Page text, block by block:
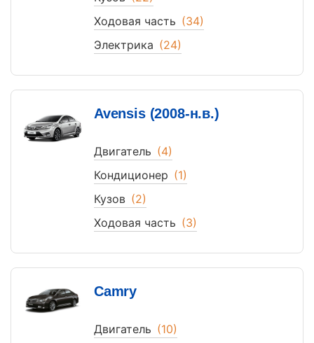
Ходовая часть (34)
Электрика (24)
Avensis (2008-н.в.)
Двигатель (4)
Кондиционер (1)
Кузов (2)
Ходовая часть (3)
Camry
Двигатель (10)